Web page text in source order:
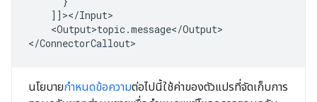
<Output>topic.message</Output>
นโยบายกำหนดข้อความต่อไปนี้ใช้ค่าของตัวแปรที่จัดเก็บการ